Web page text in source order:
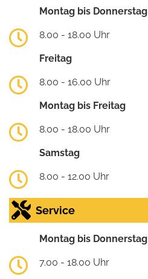
Montag bis Donnerstag
8.00 - 18.00 Uhr
Freitag
8.00 - 16.00 Uhr
Montag bis Freitag
8.00 - 18.00 Uhr
Samstag
8.00 - 12.00 Uhr
Service
Montag bis Donnerstag
7.00 - 18.00 Uhr